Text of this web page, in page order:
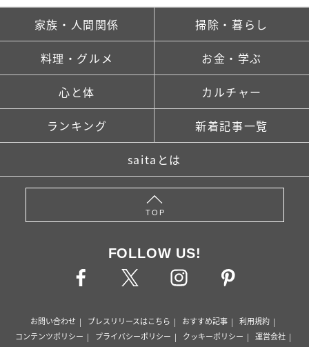
家族・人間関係 掃除・暮らし
料理・グルメ お金・学ぶ
心と体 カルチャー
ランキング 新着記事一覧
saitaとは
TOP
FOLLOW US!
お問い合わせ プレスリリースはこちら おすすめ記事
利用規約
コンテンツポリシー
プライバシーポリシー クッキーポリシー
運営会社